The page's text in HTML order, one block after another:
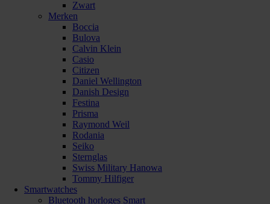
Zwart
Merken
Boccia
Bulova
Calvin Klein
Casio
Citizen
Daniel Wellington
Danish Design
Festina
Prisma
Raymond Weil
Rodania
Seiko
Sternglas
Swiss Military Hanowa
Tommy Hilfiger
Smartwatches
Bluetooth horloges Smart